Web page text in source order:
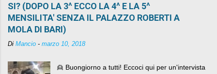
SI? (DOPO LA 3^ ECCO LA 4^ E LA 5^
MENSILITA' SENZA IL PALAZZO ROBERTI A
MOLA DI BARI)
Di Mancio - marzo 10, 2018
👱 Buongiorno a tutti! Eccoci qui per un'intervista